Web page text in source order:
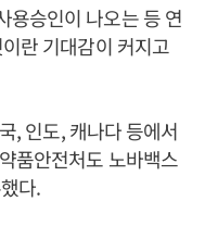
용승인이 나오는 등 연
란 기대감이 커지고
, 인도, 캐나다 등에서
품안전처도 노바백스
다.